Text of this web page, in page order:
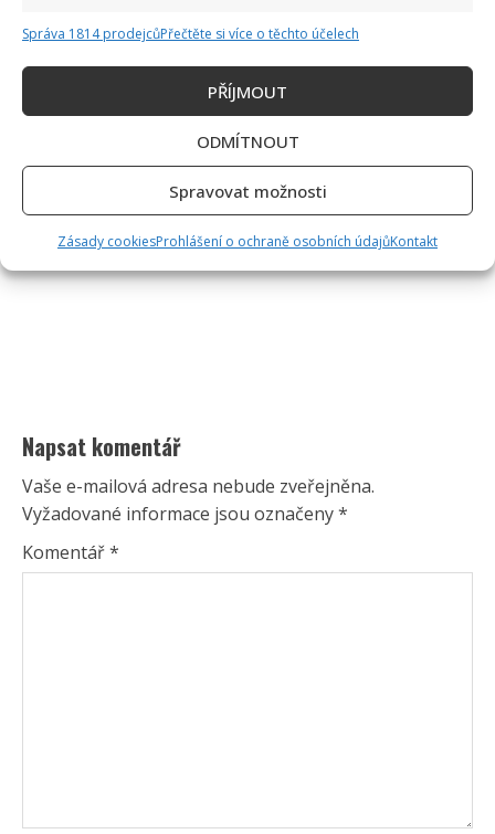
Správa 1814 prodejcůPřečtěte si více o těchto účelech
PŘÍJMOUT
ODMÍTNOUT
Spravovat možnosti
Zásady cookiesProhlášení o ochraně osobních údajůKontakt
Napsat komentář
Vaše e-mailová adresa nebude zveřejněna.
Vyžadované informace jsou označeny*
Komentář*